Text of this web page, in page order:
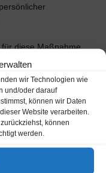
wir Technologien wie
und/oder darauf
können wir Daten
Website verarbeiten.
können
werden.
diese Maßnahme